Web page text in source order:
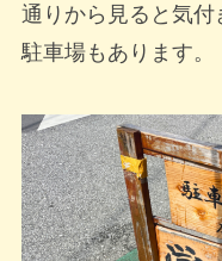
通りから見ると気
駐車場もあります。